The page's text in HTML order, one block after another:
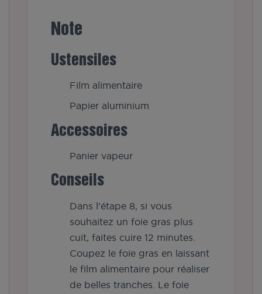
Note
Ustensiles
Film alimentaire
Papier aluminium
Accessoires
Panier vapeur
Conseils
Dans l'étape 8, si vous
souhaitez un foie gras plus
cuit, faites cuire 12 minutes.
Coupez le foie gras en laissant
le film alimentaire pour réaliser
de belles tranches. Le foie